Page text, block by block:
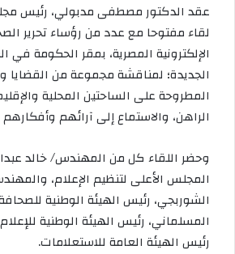
د
ا
إ
ل
ك
ت
ر
ن
ا
عقد الدكتور مصطفى مدبولي، رئيس
لقاء مفتوحا مع عدد من رؤساء تحرير
الإلكترونية المصرية، بمقر الحكومة في
الجديدة؛ لمناقشة مجموعة من
المطروحة على الساحتين المحلية
الراهن، والاستماع إلى آرائهم
وحضر اللقاء كل من المهندس/ خالد
المجلس الأعلى لتنظيم الإعلام،
الشوربجي، رئيس الهيئة الوطنية
المسلماني، رئيس الهيئة الوطنية
رئيس الهيئة العامة للاستعلامات.